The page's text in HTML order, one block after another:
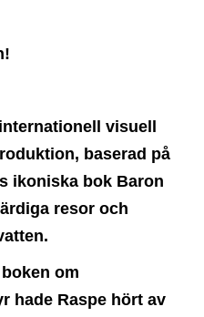
visuell
baserad på
ikoniska bok Baron
resor och
om
hade Raspe hört av